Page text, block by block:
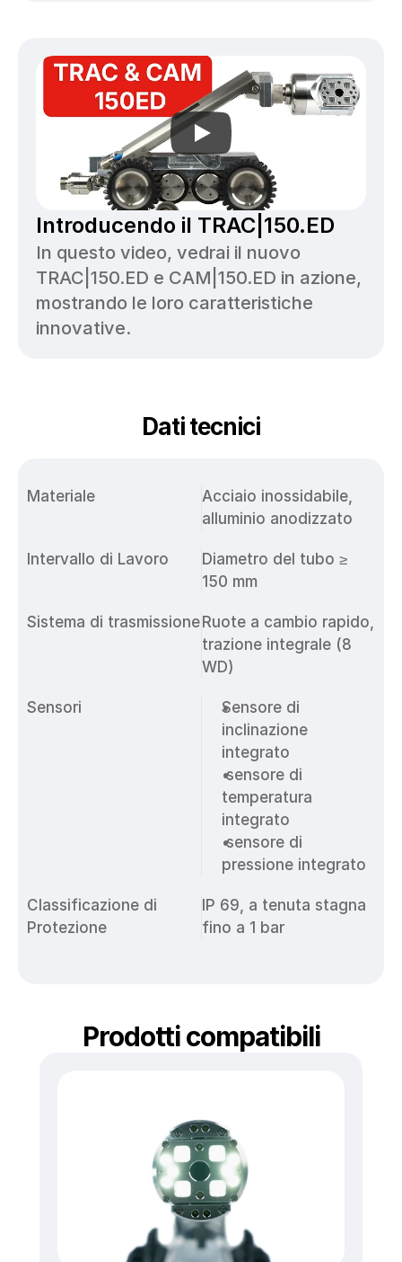
Introducendo il TRAC|150.ED
In questo video, vedrai il nuovo
TRAC|150.ED e CAM|150.ED in azione,
mostrando le loro caratteristiche
innovative.
Dati tecnici
Materiale
Acciaio inossidabile,
alluminio anodizzato
Intervallo di Lavoro
Diametro del tubo ≥
150 mm
Sistema di trasmissione Ruote a cambio rapido,
trazione integrale (8
WD)
Sensori
Sensore di
inclinazione
integrato
sensore di
temperatura
integrato
sensore di
pressione integrato
Classificazione di
Protezione
IP 69, a tenuta stagna
fino a 1 bar
Prodotti compatibili